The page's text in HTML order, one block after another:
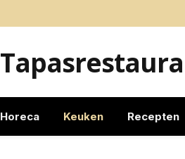
Horeca Keuken Recepten